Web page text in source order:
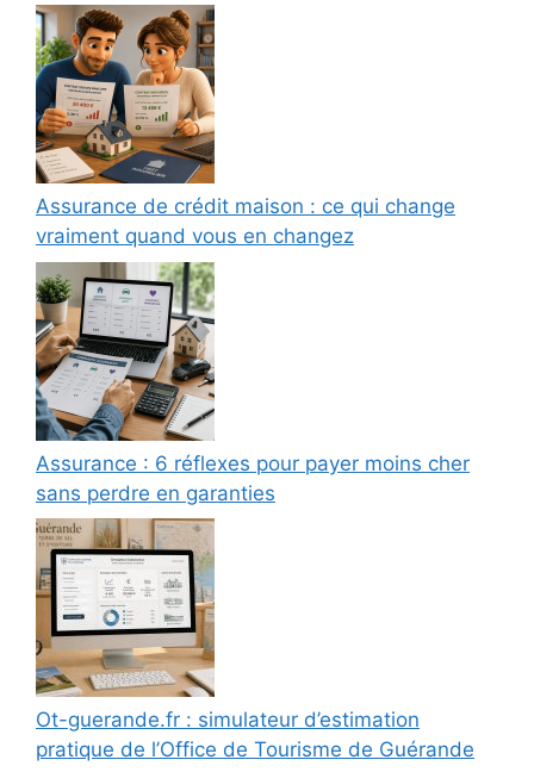
Assurance de crédit maison : ce qui change
vraiment quand vous en changez
Assurance : 6 réflexes pour payer moins cher
sans perdre en garanties
Ot-guerande.fr : simulateur d’estimation
pratique de l’Office de Tourisme de Guérande